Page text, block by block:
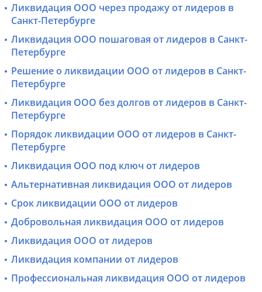
Ликвидация ООО через продажу от лидеров в
Санкт-Петербурге
Ликвидация ООО пошаговая от лидеров в Санкт-
Петербурге
Решение о ликвидации ООО от лидеров в Санкт-
Петербурге
Ликвидация ООО без долгов от лидеров в Санкт-
Петербурге
Порядок ликвидации ООО от лидеров в Санкт-
Петербурге
Ликвидация ООО под ключ от лидеров
Альтернативная ликвидация ООО от лидеров
Срок ликвидации ООО от лидеров
Добровольная ликвидация ООО от лидеров
Ликвидация ООО от лидеров
Ликвидация компании от лидеров
Профессиональная ликвидация ООО от лидеров